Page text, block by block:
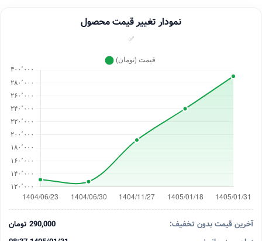
نمودار تغییر قیمت محصول
✅
آخرین قیمت بدون تخفیف:
290,000 تومان